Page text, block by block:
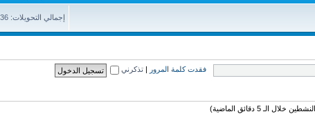
إجمالي التحويلات: 361736
فقدت كلمة المرور تذكرني